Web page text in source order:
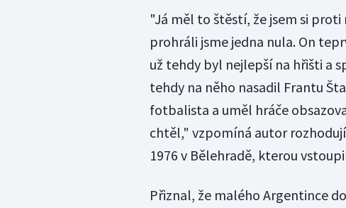
"Já měl to štěstí, že jsem si
prohráli jsme jedna nula. On
už tehdy byl nejlepší na hřišti a
tehdy na něho nasadil Frantu
fotbalista a uměl hráče
chtěl," vzpomíná autor
1976 v Bělehradě, kterou
Přiznal, že malého Argentince